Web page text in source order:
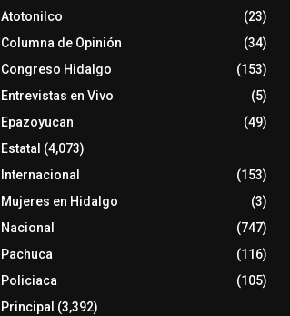
Atotonilco
(23)
Columna de Opinión
(34)
Congreso Hidalgo
(153)
Entrevistas en Vivo
(5)
Epazoyucan
(49)
Estatal (4,073)
Internacional
(153)
Mujeres en Hidalgo
(3)
Nacional
(747)
Pachuca
(116)
Policiaca
(105)
Principal (3,392)